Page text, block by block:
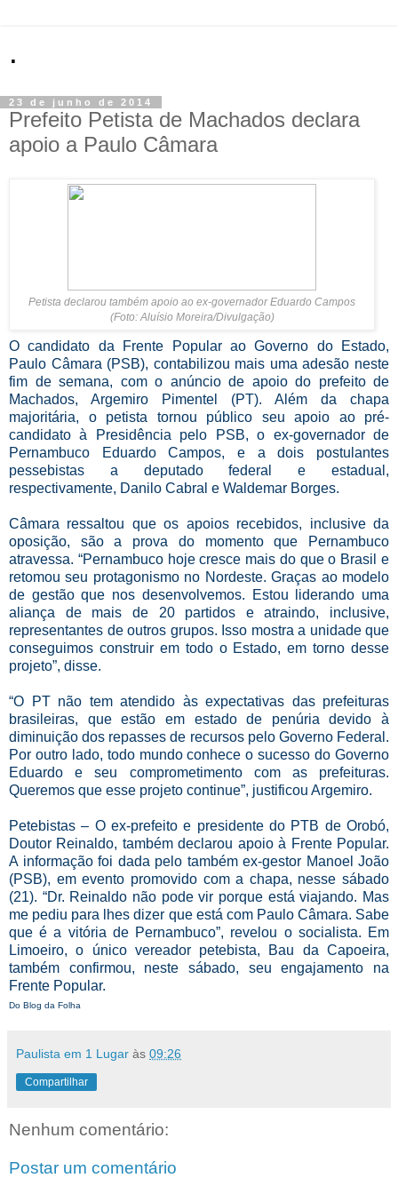
.
23 de junho de 2014
Prefeito Petista de Machados declara
apoio a Paulo Câmara
Petista declarou também apoio ao ex-governador Eduardo Campos
(Foto: Aluísio Moreira/Divulgação)
O candidato da Frente Popular ao Governo do Estado,
Paulo Câmara (PSB), contabilizou mais uma adesão neste
fim de semana, com o anúncio de apoio do prefeito de
Machados, Argemiro Pimentel (PT). Além da chapa
majoritária, o petista tornou público seu apoio ao pré-
candidato à Presidência pelo PSB, o ex-governador de
Pernambuco Eduardo Campos, e a dois postulantes
pessebistas a deputado federal e estadual,
respectivamente, Danilo Cabral e Waldemar Borges.
Câmara ressaltou que os apoios recebidos, inclusive da
oposição, são a prova do momento que Pernambuco
atravessa. “Pernambuco hoje cresce mais do que o Brasil e
retomou seu protagonismo no Nordeste. Graças ao modelo
de gestão que nos desenvolvemos. Estou liderando uma
aliança de mais de 20 partidos e atraindo, inclusive,
representantes de outros grupos. Isso mostra a unidade que
conseguimos construir em todo o Estado, em torno desse
projeto”, disse.
“O PT não tem atendido às expectativas das prefeituras
brasileiras, que estão em estado de penúria devido à
diminuição dos repasses de recursos pelo Governo Federal.
Por outro lado, todo mundo conhece o sucesso do Governo
Eduardo e seu comprometimento com as prefeituras.
Queremos que esse projeto continue”, justificou Argemiro.
Petebistas – O ex-prefeito e presidente do PTB de Orobó,
Doutor Reinaldo, também declarou apoio à Frente Popular.
A informação foi dada pelo também ex-gestor Manoel João
(PSB), em evento promovido com a chapa, nesse sábado
(21). “Dr. Reinaldo não pode vir porque está viajando. Mas
me pediu para lhes dizer que está com Paulo Câmara. Sabe
que é a vitória de Pernambuco”, revelou o socialista. Em
Limoeiro, o único vereador petebista, Bau da Capoeira,
também confirmou, neste sábado, seu engajamento na
Frente Popular.
Do Blog da Folha
Paulista em 1 Lugar às 09:26
Compartilhar
Nenhum comentário:
Postar um comentário